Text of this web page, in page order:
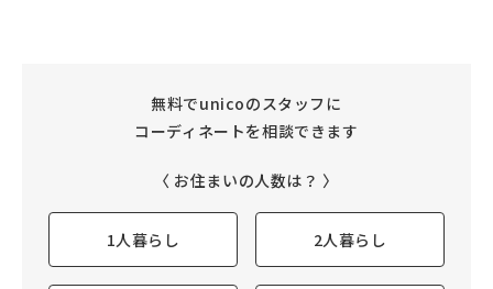
無料でunicoのスタッフに
コーディネートを相談できます
〈 お住まいの人数は？ 〉
1人暮らし 2人暮らし